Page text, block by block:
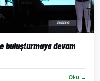
buluşturmaya devam
Oku →